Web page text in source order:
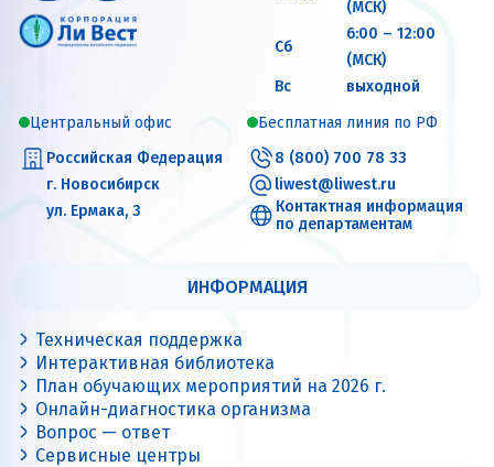
(МСК)
Сб
6:00 – 12:00
(МСК)
Вс
выходной
Центральный офис
Российская Федерация
г. Новосибирск
ул. Ермака, 3
Бесплатная линия по РФ
8 (800) 700 78 33
liwest@liwest.ru
Контактная информация
по департаментам
ИНФОРМАЦИЯ
Техническая поддержка
Интерактивная библиотека
План обучающих мероприятий на 2026 г.
Онлайн-диагностика организма
Вопрос — ответ
Сервисные центры